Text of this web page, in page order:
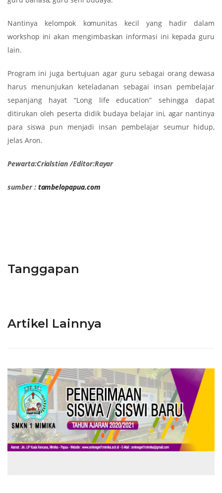
Nantinya kelompok komunitas kecil yang hadir dalam
workshop ini akan mengimbaskan informasi ini kepada guru
lain.
Program ini juga bertujuan agar guru sebagai orang dewasa
harus menunjukan keteladanan sebagai insan pembelajar
sepanjang hayat “Long life education” sehingga dapat
ditirukan oleh peserta didik budaya belajar ini, agar nantinya
para siswa pun menjadi insan pembelajar seumur hidup,
jelas Aron.
Pewarta:Crialstian /Editor:Rayar
sumber : tambelopapua.com
Tanggapan
Artikel Lainnya